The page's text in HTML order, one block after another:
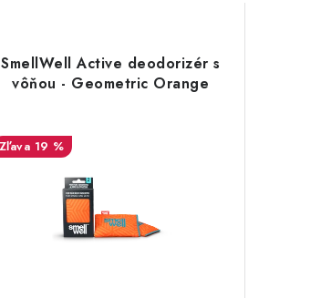
SmellWell Active deodorizér s
vôňou - Geometric Orange
19 %